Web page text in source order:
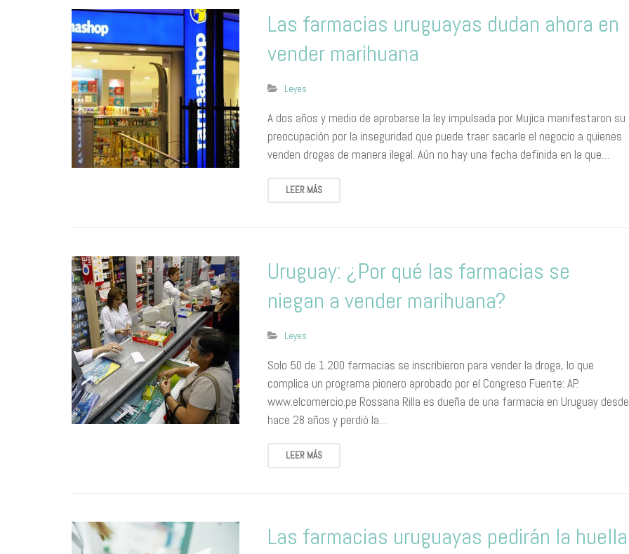
Las farmacias uruguayas dudan ahora​ ​en
vender marihuana
Leyes
A dos años y medio de aprobarse la ley impulsada por Mujica manifestaron su
preocupación por la inseguridad que puede traer sacarle el negocio a quienes
venden drogas de manera ilegal. Aún no hay una fecha definida en la que…
LEER MÁS
Uruguay: ¿Por qué las farmacias se
niegan a vender marihuana?
Leyes
Solo 50 de 1.200 farmacias se inscribieron para vender la droga, lo que
complica un programa pionero aprobado por el Congreso Fuente: AP.
www.elcomercio.pe Rossana Rilla es dueña de una farmacia en Uruguay desde
hace 28 años y perdió la…
LEER MÁS
Las farmacias uruguayas pedirán la huella